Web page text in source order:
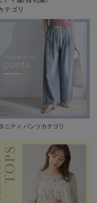
テゴリ
ニティ パンツカテゴリ